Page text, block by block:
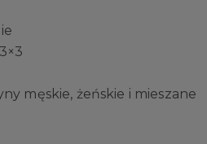
męskie, żeńskie i mieszane